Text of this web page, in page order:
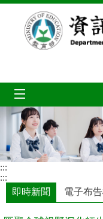
跳到主要內容區塊
:::
:::
即時新聞
電子布